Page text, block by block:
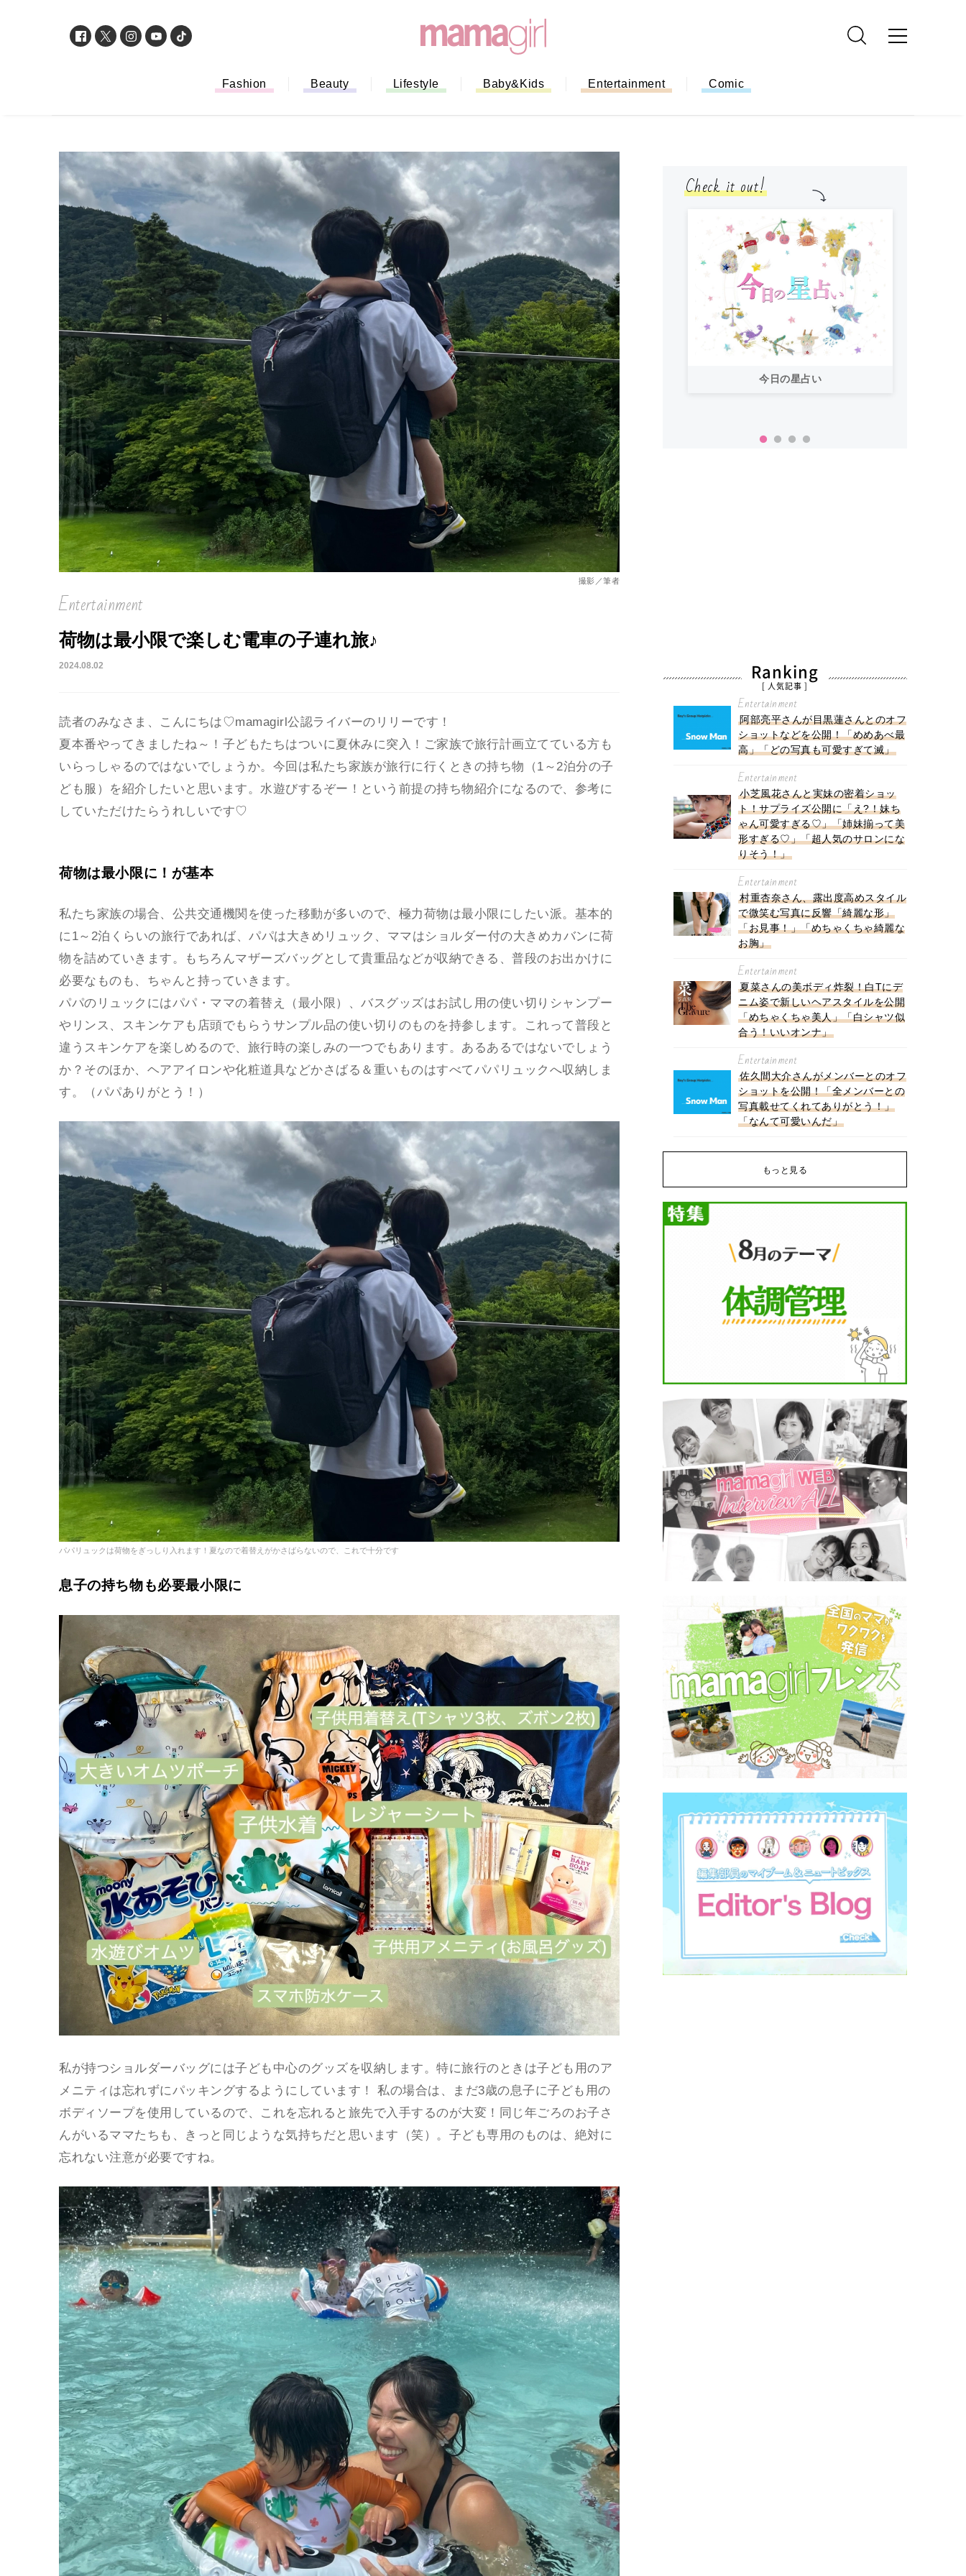
Fashion Beauty Lifestyle Baby&Kids Entertainment Comic
撮影／筆者
Entertainment
荷物は最小限で楽しむ電車の子連れ旅♪
2024.08.02
読者のみなさま、こんにちは♡mamagirl公認ライバーのリリーです！
夏本番やってきましたね～！子どもたちはついに夏休みに突入！ご家族で旅行計画立てている方も
いらっしゃるのではないでしょうか。今回は私たち家族が旅行に行くときの持ち物（1～2泊分の子
ども服）を紹介したいと思います。水遊びするぞー！という前提の持ち物紹介になるので、参考に
していただけたらうれしいです♡
荷物は最小限に！が基本
私たち家族の場合、公共交通機関を使った移動が多いので、極力荷物は最小限にしたい派。基本的
に1～2泊くらいの旅行であれば、パパは大きめリュック、ママはショルダー付の大きめカバンに荷
物を詰めていきます。もちろんマザーズバッグとして貴重品などが収納できる、普段のお出かけに
必要なものも、ちゃんと持っていきます。
パパのリュックにはパパ・ママの着替え（最小限）、バスグッズはお試し用の使い切りシャンプー
やリンス、スキンケアも店頭でもらうサンプル品の使い切りのものを持参します。これって普段と
違うスキンケアを楽しめるので、旅行時の楽しみの一つでもあります。あるあるではないでしょう
か？そのほか、ヘアアイロンや化粧道具などかさばる＆重いものはすべてパパリュックへ収納しま
す。（パパありがとう！）
パパリュックは荷物をぎっしり入れます！夏なので着替えがかさばらないので、これで十分です
息子の持ち物も必要最小限に
私が持つショルダーバッグには子ども中心のグッズを収納します。特に旅行のときは子ども用のア
メニティは忘れずにパッキングするようにしています！ 私の場合は、まだ3歳の息子に子ども用の
ボディソープを使用しているので、これを忘れると旅先で入手するのが大変！同じ年ごろのお子さ
んがいるママたちも、きっと同じような気持ちだと思います（笑）。子ども専用のものは、絶対に
忘れない注意が必要ですね。
Check it out!
「もう行列に並ばない！」ミスドのモ
バイルオーダー完全ガイド｜支払い方
法から受け取り方までネットオーダー
を徹底解説
今日の星占い
Ranking
[ 人気記事 ]
Entertainment
阿部亮平さんが目黒蓮さんとのオフ
ショットなどを公開！「めめあべ最
高」「どの写真も可愛すぎて滅」
Entertainment
小芝風花さんと実妹の密着ショッ
ト！サプライズ公開に「え?！妹ち
ゃん可愛すぎる♡」「姉妹揃って美
形すぎる♡」「超人気のサロンにな
りそう！」
Entertainment
村重杏奈さん、露出度高めスタイル
で微笑む写真に反響「綺麗な形」
「お見事！」「めちゃくちゃ綺麗な
お胸」
Entertainment
夏菜さんの美ボディ炸裂！白Tにデ
ニム姿で新しいヘアスタイルを公開
「めちゃくちゃ美人」「白シャツ似
合う！いいオンナ」
Entertainment
佐久間大介さんがメンバーとのオフ
ショットを公開！「全メンバーとの
写真載せてくれてありがとう！」
「なんて可愛いんだ」
もっと見る